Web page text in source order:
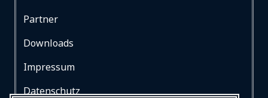
Partner
Downloads
Impressum
Datenschutz